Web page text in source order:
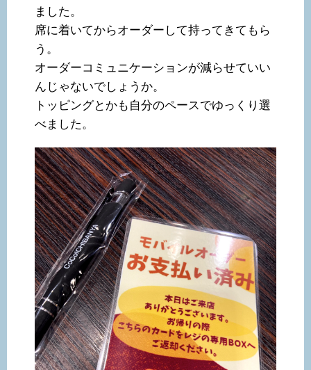
ました。
席に着いてからオーダーして持ってきてもら
う。
オーダーコミュニケーションが減らせていい
んじゃないでしょうか。
トッピングとかも自分のペースでゆっくり選
べました。